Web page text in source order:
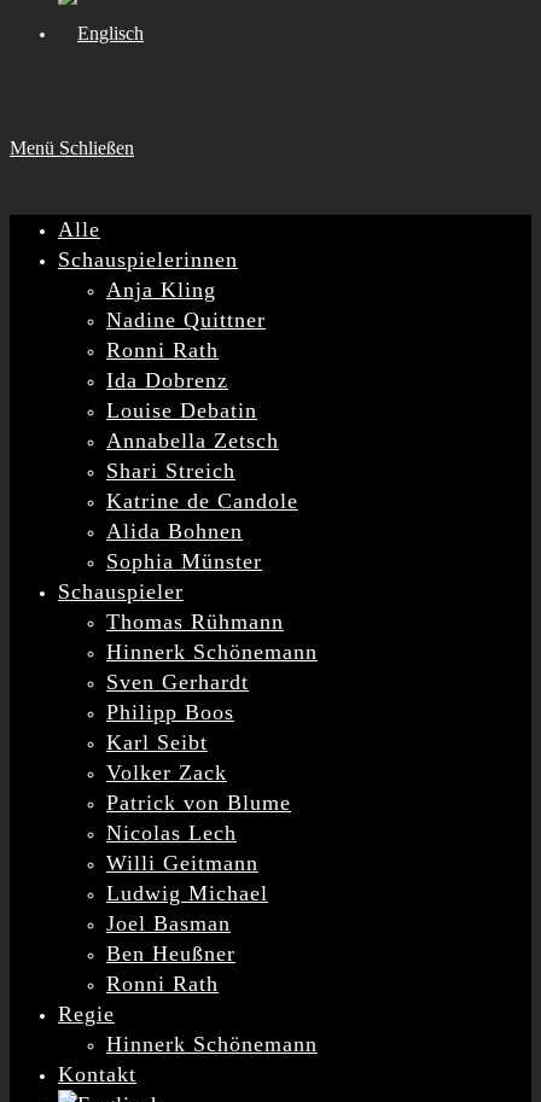
Menü Schließen
Alle
Schauspielerinnen
Anja Kling
Nadine Quittner
Ronni Rath
Ida Dobrenz
Louise Debatin
Annabella Zetsch
Shari Streich
Katrine de Candole
Alida Bohnen
Sophia Münster
Schauspieler
Thomas Rühmann
Hinnerk Schönemann
Sven Gerhardt
Philipp Boos
Karl Seibt
Volker Zack
Patrick von Blume
Nicolas Lech
Willi Geitmann
Ludwig Michael
Joel Basman
Ben Heußner
Ronni Rath
Regie
Hinnerk Schönemann
Kontakt